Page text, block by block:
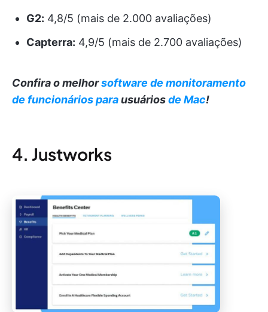
G2: 4,8/5 (mais de 2.000 avaliações)
Capterra: 4,9/5 (mais de 2.700 avaliações)
Confira o melhorsoftware de monitoramento
de funcionários parausuáriosde Mac!
4. Justworks